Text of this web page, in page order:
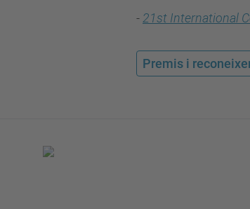
- 21st International
Premis i